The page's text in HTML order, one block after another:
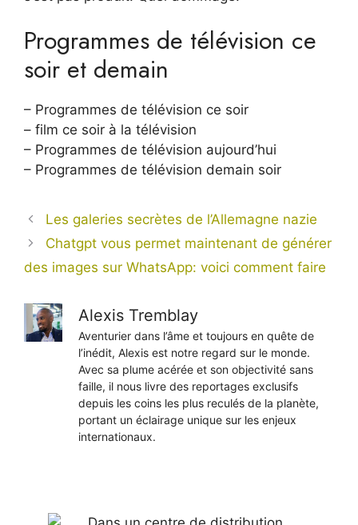
Programmes de télévision ce
soir et demain
– Programmes de télévision ce soir
– film ce soir à la télévision
– Programmes de télévision aujourd’hui
– Programmes de télévision demain soir
Les galeries secrètes de l’Allemagne nazie
Chatgpt vous permet maintenant de générer
des images sur WhatsApp: voici comment faire
Alexis Tremblay
Aventurier dans l’âme et toujours en quête de
l’inédit, Alexis est notre regard sur le monde.
Avec sa plume acérée et son objectivité sans
faille, il nous livre des reportages exclusifs
depuis les coins les plus reculés de la planète,
portant un éclairage unique sur les enjeux
internationaux.